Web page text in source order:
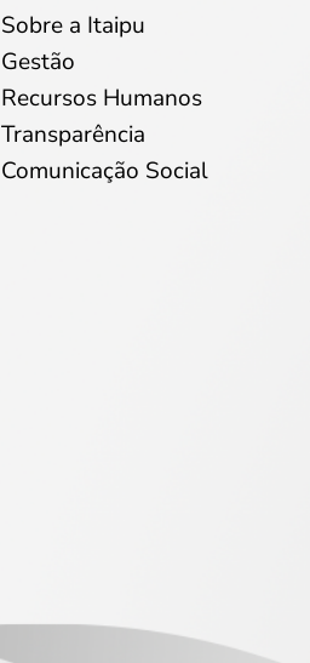
Sobre a Itaipu
Gestão
Recursos Humanos
Transparência
Comunicação Social